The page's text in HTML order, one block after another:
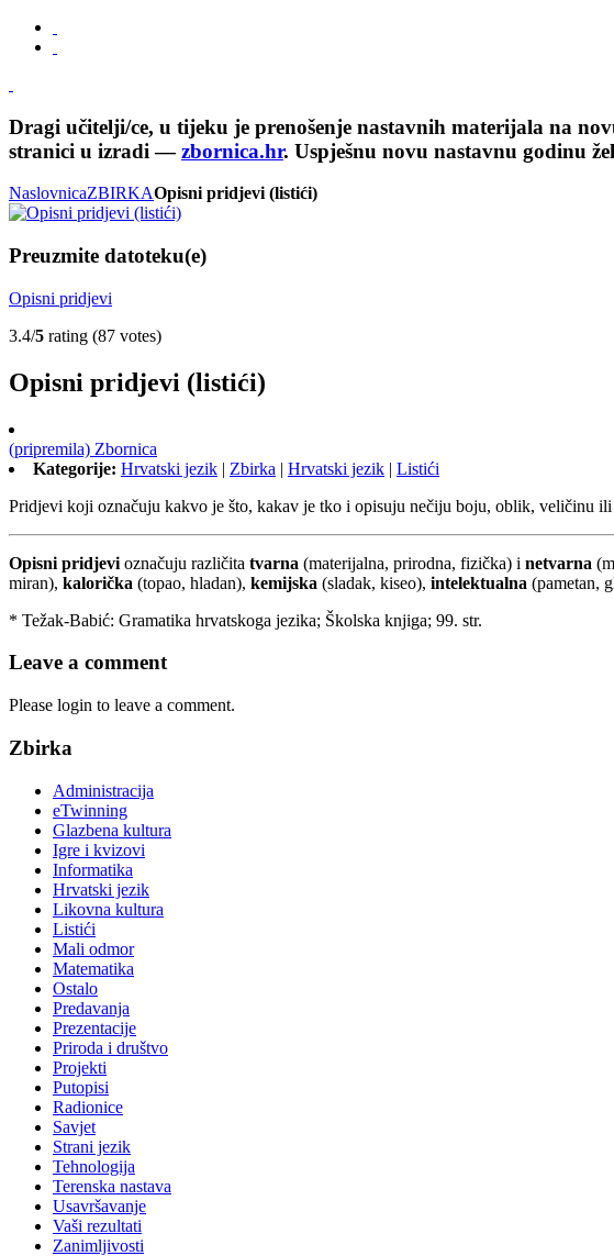
Dragi učitelji/ce, u tijeku je prenošenje nastavnih materijala na
stranici u izradi —zbornica.hr. Uspješnu novu nastavnu godinu
NaslovnicaZBIRKAOpisni pridjevi (listići)
Preuzmite datoteku(e)
Opisni pridjevi
3.4/5 rating (87 votes)
Opisni pridjevi (listići)
(pripremila) Zbornica
Kategorije: Hrvatski jezik | Zbirka | Hrvatski jezik | Listići
Pridjevi koji označuju kakvo je što, kakav je tko i opisuju nečiju boju, oblik, veličinu
Opisni pridjevi označuju različita tvarna (materijalna, prirodna, fizička) i netvarna
miran), kalorička (topao, hladan), kemijska (sladak, kiseo), intelektualna (pametan,
* Težak-Babić: Gramatika hrvatskoga jezika; Školska knjiga; 99. str.
Leave a comment
Please login to leave a comment.
Zbirka
Administracija
eTwinning
Glazbena kultura
Igre i kvizovi
Informatika
Hrvatski jezik
Likovna kultura
Listići
Mali odmor
Matematika
Ostalo
Predavanja
Prezentacije
Priroda i društvo
Projekti
Putopisi
Radionice
Savjet
Strani jezik
Tehnologija
Terenska nastava
Usavršavanje
Vaši rezultati
Zanimljivosti